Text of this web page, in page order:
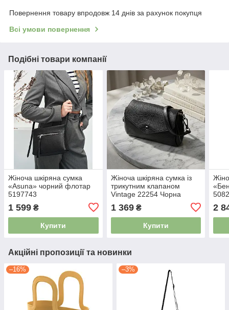
Повернення товару впродовж 14 днів за рахунок покупця
Всі умови повернення
Подібні товари компанії
Жіноча шкіряна сумка
«Asuna» чорний флотар
5197743
1 599 ₴
Купити
Жіноча шкіряна сумка із
трикутним клапаном
Vintage 22254 Чорна
1 369₴
Купити
2
Акційні пропозиції та новинки
–16% –3%